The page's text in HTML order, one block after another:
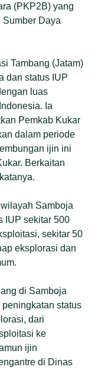
(PKP2B) yang
Daya
Tambang (Jatam)
dan status IUP
luas
Ia
Pemkab Kukar
dalam periode
ijin ini
Berkaitan
Samboja
IUP sekitar 500
sekitar 50
eksplorasi dan
di Samboja
status
dari
ke
ijin
di Dinas